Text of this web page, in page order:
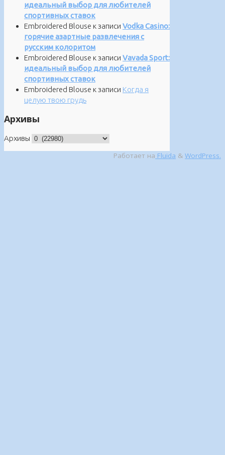
идеальный выбор для любителей
спортивных ставок
Embroidered Blouse к записи Vodka Casino:
горячие азартные развлечения с
русским колоритом
Embroidered Blouse к записи Vavada Sport:
идеальный выбор для любителей
спортивных ставок
Embroidered Blouse к записи Когда я
целую твою грудь
Архивы
Архивы
Работает на Fluida & WordPress.